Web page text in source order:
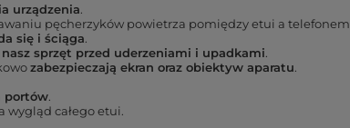
urządzenia
pęcherzyków powietrza pomiędzy etui a telefonem.
się i ściąga
sprzęt przed uderzeniami i upadkami
zabezpieczają ekran oraz obiektyw aparatu
portów
całego etui.